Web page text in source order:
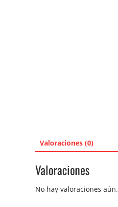
Valoraciones (0)
Valoraciones
No hay valoraciones aún.